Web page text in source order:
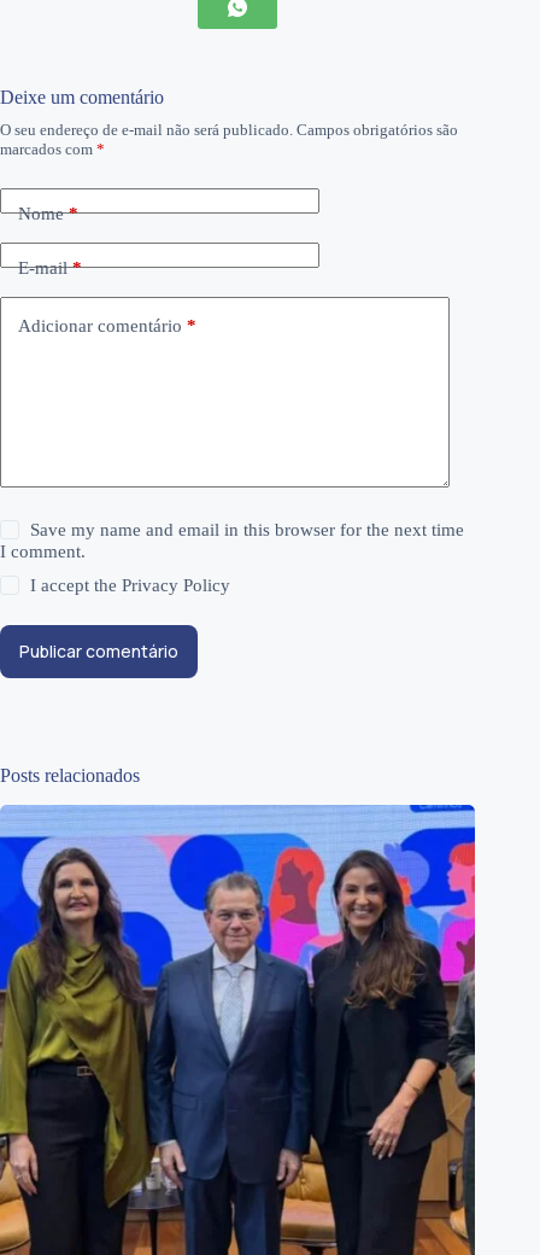
Deixe um comentário
O seu endereço de e-mail não será publicado. Campos obrigatórios são
marcados com *
Nome*
E-mail*
Adicionar comentário *
Save my name and email in this browser for the next time
I comment.
I accept thePrivacy Policy
Publicar comentário
Posts relacionados